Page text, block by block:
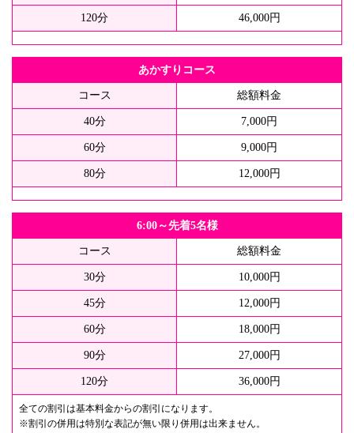
120分 46,000円
あかすりコース
コース 総額料金
40分 7,000円
60分 9,000円
80分 12,000円
6:00～先着5名様
コース 総額料金
30分 10,000円
45分 12,000円
60分 18,000円
90分 27,000円
120分 36,000円
全ての割引は基本料金からの割引になります。
※割引の併用は特別な表記が無い限り併用は出来ません。